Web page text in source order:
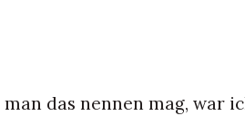
das nennen mag, war